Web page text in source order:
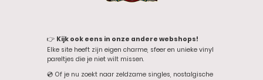
👉 Kijk ook eens in onze andere webshops!
Elke site heeft zijn eigen charme, sfeer en unieke vinyl
pareltjes die je niet wilt missen.
💿 Of je nu zoekt naar zeldzame singles, nostalgische